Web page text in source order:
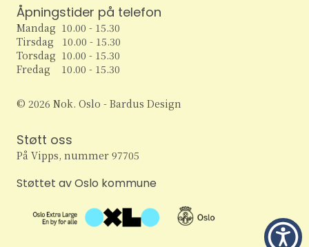
Åpningstider på telefon
Mandag 10.00 - 15.30
Tirsdag 10.00 - 15.30
Torsdag 10.00 - 15.30
Fredag 10.00 - 15.30
© 2026 Nok. Oslo - Bardus Design
Støtt oss
På Vipps, nummer 97705
Støttet av Oslo kommune